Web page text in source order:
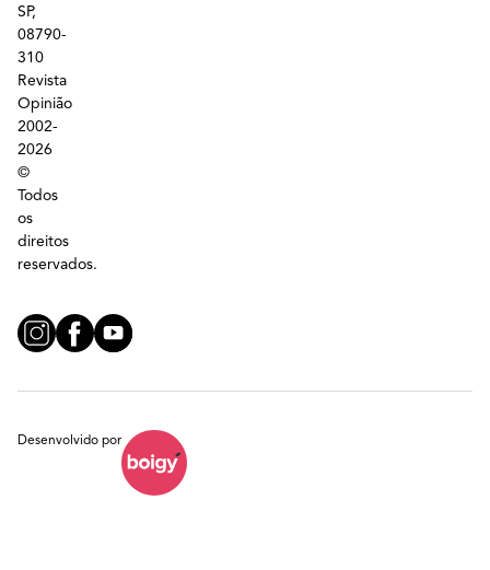
SP,
08790-
310
Revista
Opinião
2002-
2026
©
Todos
os
direitos
reservados.
Desenvolvido por